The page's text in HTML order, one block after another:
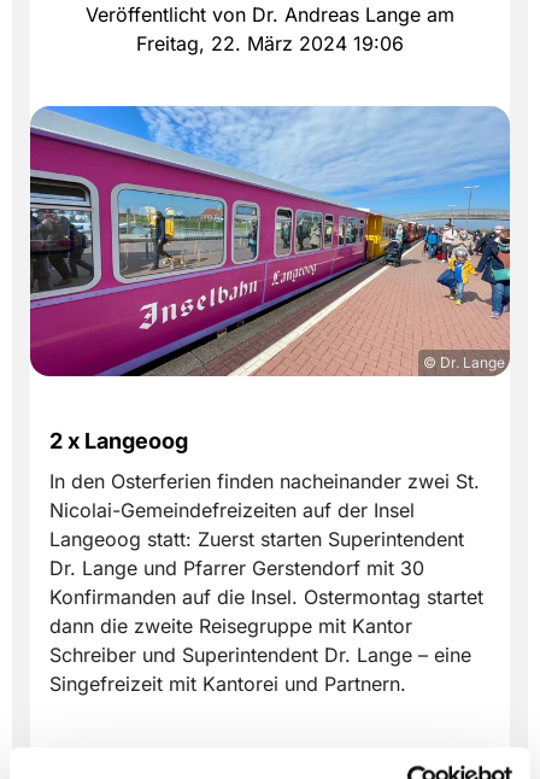
Veröffentlicht von Dr. Andreas Lange am
Freitag, 22. März 2024 19:06
© Dr. Lange
2 x Langeoog
In den Osterferien finden nacheinander zwei St.
Nicolai-Gemeindefreizeiten auf der Insel
Langeoog statt: Zuerst starten Superintendent
Dr. Lange und Pfarrer Gerstendorf mit 30
Konfirmanden auf die Insel. Ostermontag startet
dann die zweite Reisegruppe mit Kantor
Schreiber und Superintendent Dr. Lange – eine
Singefreizeit mit Kantorei und Partnern.